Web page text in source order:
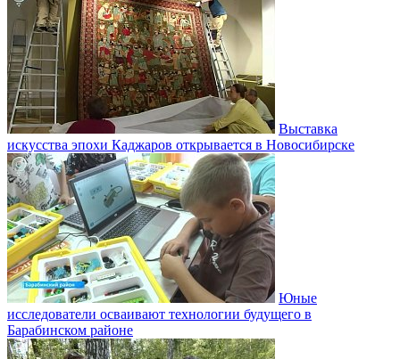
Выставка
искусства эпохи Каджаров открывается в Новосибирске
Юные
исследователи осваивают технологии будущего в
Барабинском районе